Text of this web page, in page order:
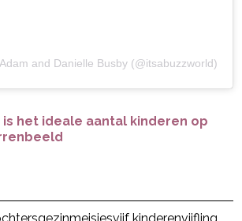
and Danielle Busby (@itsabuzzworld)
is het ideale aantal kinderen op